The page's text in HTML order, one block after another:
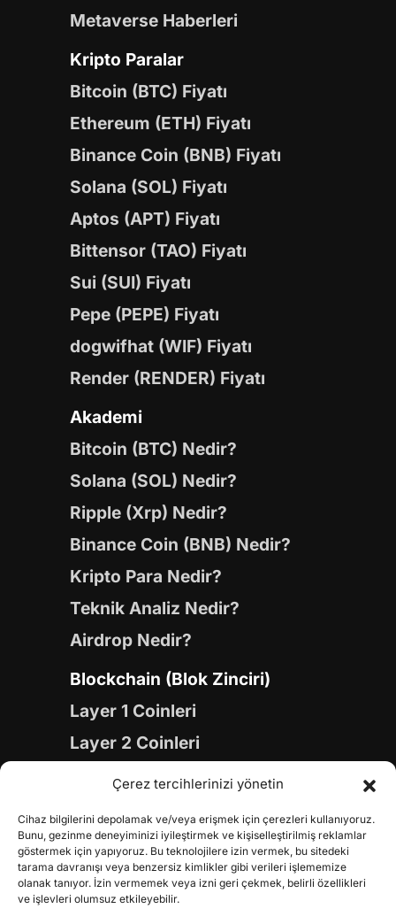
Çerez tercihlerinizi yönetin
Cihaz bilgilerini depolamak ve/veya erişmek için çerezleri kullanıyoruz.
Bunu, gezinme deneyiminizi iyileştirmek ve kişiselleştirilmiş reklamlar
göstermek için yapıyoruz. Bu teknolojilere izin vermek, bu sitedeki
tarama davranışı veya benzersiz kimlikler gibi verileri işlememize
olanak tanıyor. İzin vermemek veya izni geri çekmek, belirli özellikleri
ve işlevleri olumsuz etkileyebilir.
Metaverse Haberleri
Kripto Paralar
Bitcoin (BTC) Fiyatı
Ethereum (ETH) Fiyatı
Binance Coin (BNB) Fiyatı
Solana (SOL) Fiyatı
Aptos (APT) Fiyatı
Bittensor (TAO) Fiyatı
Sui (SUI) Fiyatı
Pepe (PEPE) Fiyatı
dogwifhat (WIF) Fiyatı
Render (RENDER) Fiyatı
Akademi
Bitcoin (BTC) Nedir?
Solana (SOL) Nedir?
Ripple (Xrp) Nedir?
Binance Coin (BNB) Nedir?
Kripto Para Nedir?
Teknik Analiz Nedir?
Airdrop Nedir?
Blockchain (Blok Zinciri)
Layer 1 Coinleri
Layer 2 Coinleri
Yapay Zeka (AI) Coinleri
Gaming Coinleri
RWA Coinleri
DeFi Coinleri